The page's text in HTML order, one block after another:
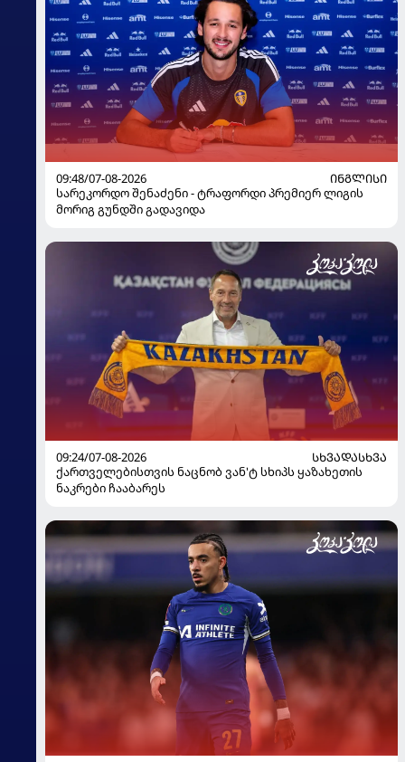
09:48/07-08-2026
ᲘᲜᲒᲚᲘᲡᲘ
სარეკორდო შენაძენი - ტრაფორდი პრემიერ ლიგის
მორიგ გუნდში გადავიდა
09:24/07-08-2026
ᲡᲮᲕᲐᲓᲐᲡᲮᲕᲐ
ქართველებისთვის ნაცნობ ვან'ტ სხიპს ყაზახეთის
ნაკრები ჩააბარეს